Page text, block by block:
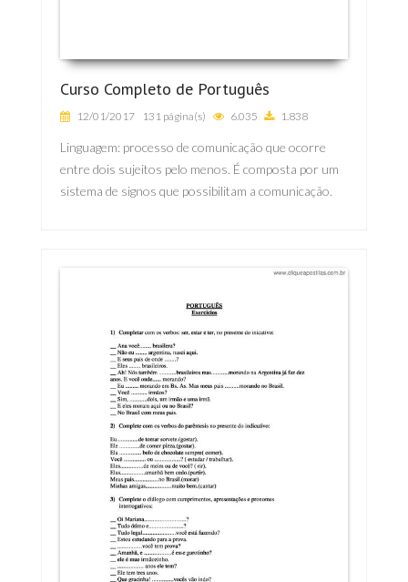
Curso Completo de Português
12/01/2017 131 página(s) 6.035 1.838
Linguagem: processo de comunicação que ocorre
entre dois sujeitos pelo menos. É composta por um
sistema de signos que possibilitam a comunicação.